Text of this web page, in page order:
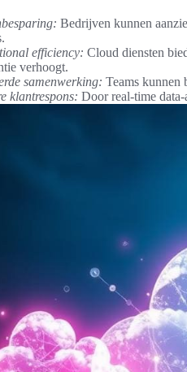
Bedrijven kunnen
efficiency: Cloud diensten
verhoogt.
samenwerking: Teams kunnen
klantrespons: Door real-time